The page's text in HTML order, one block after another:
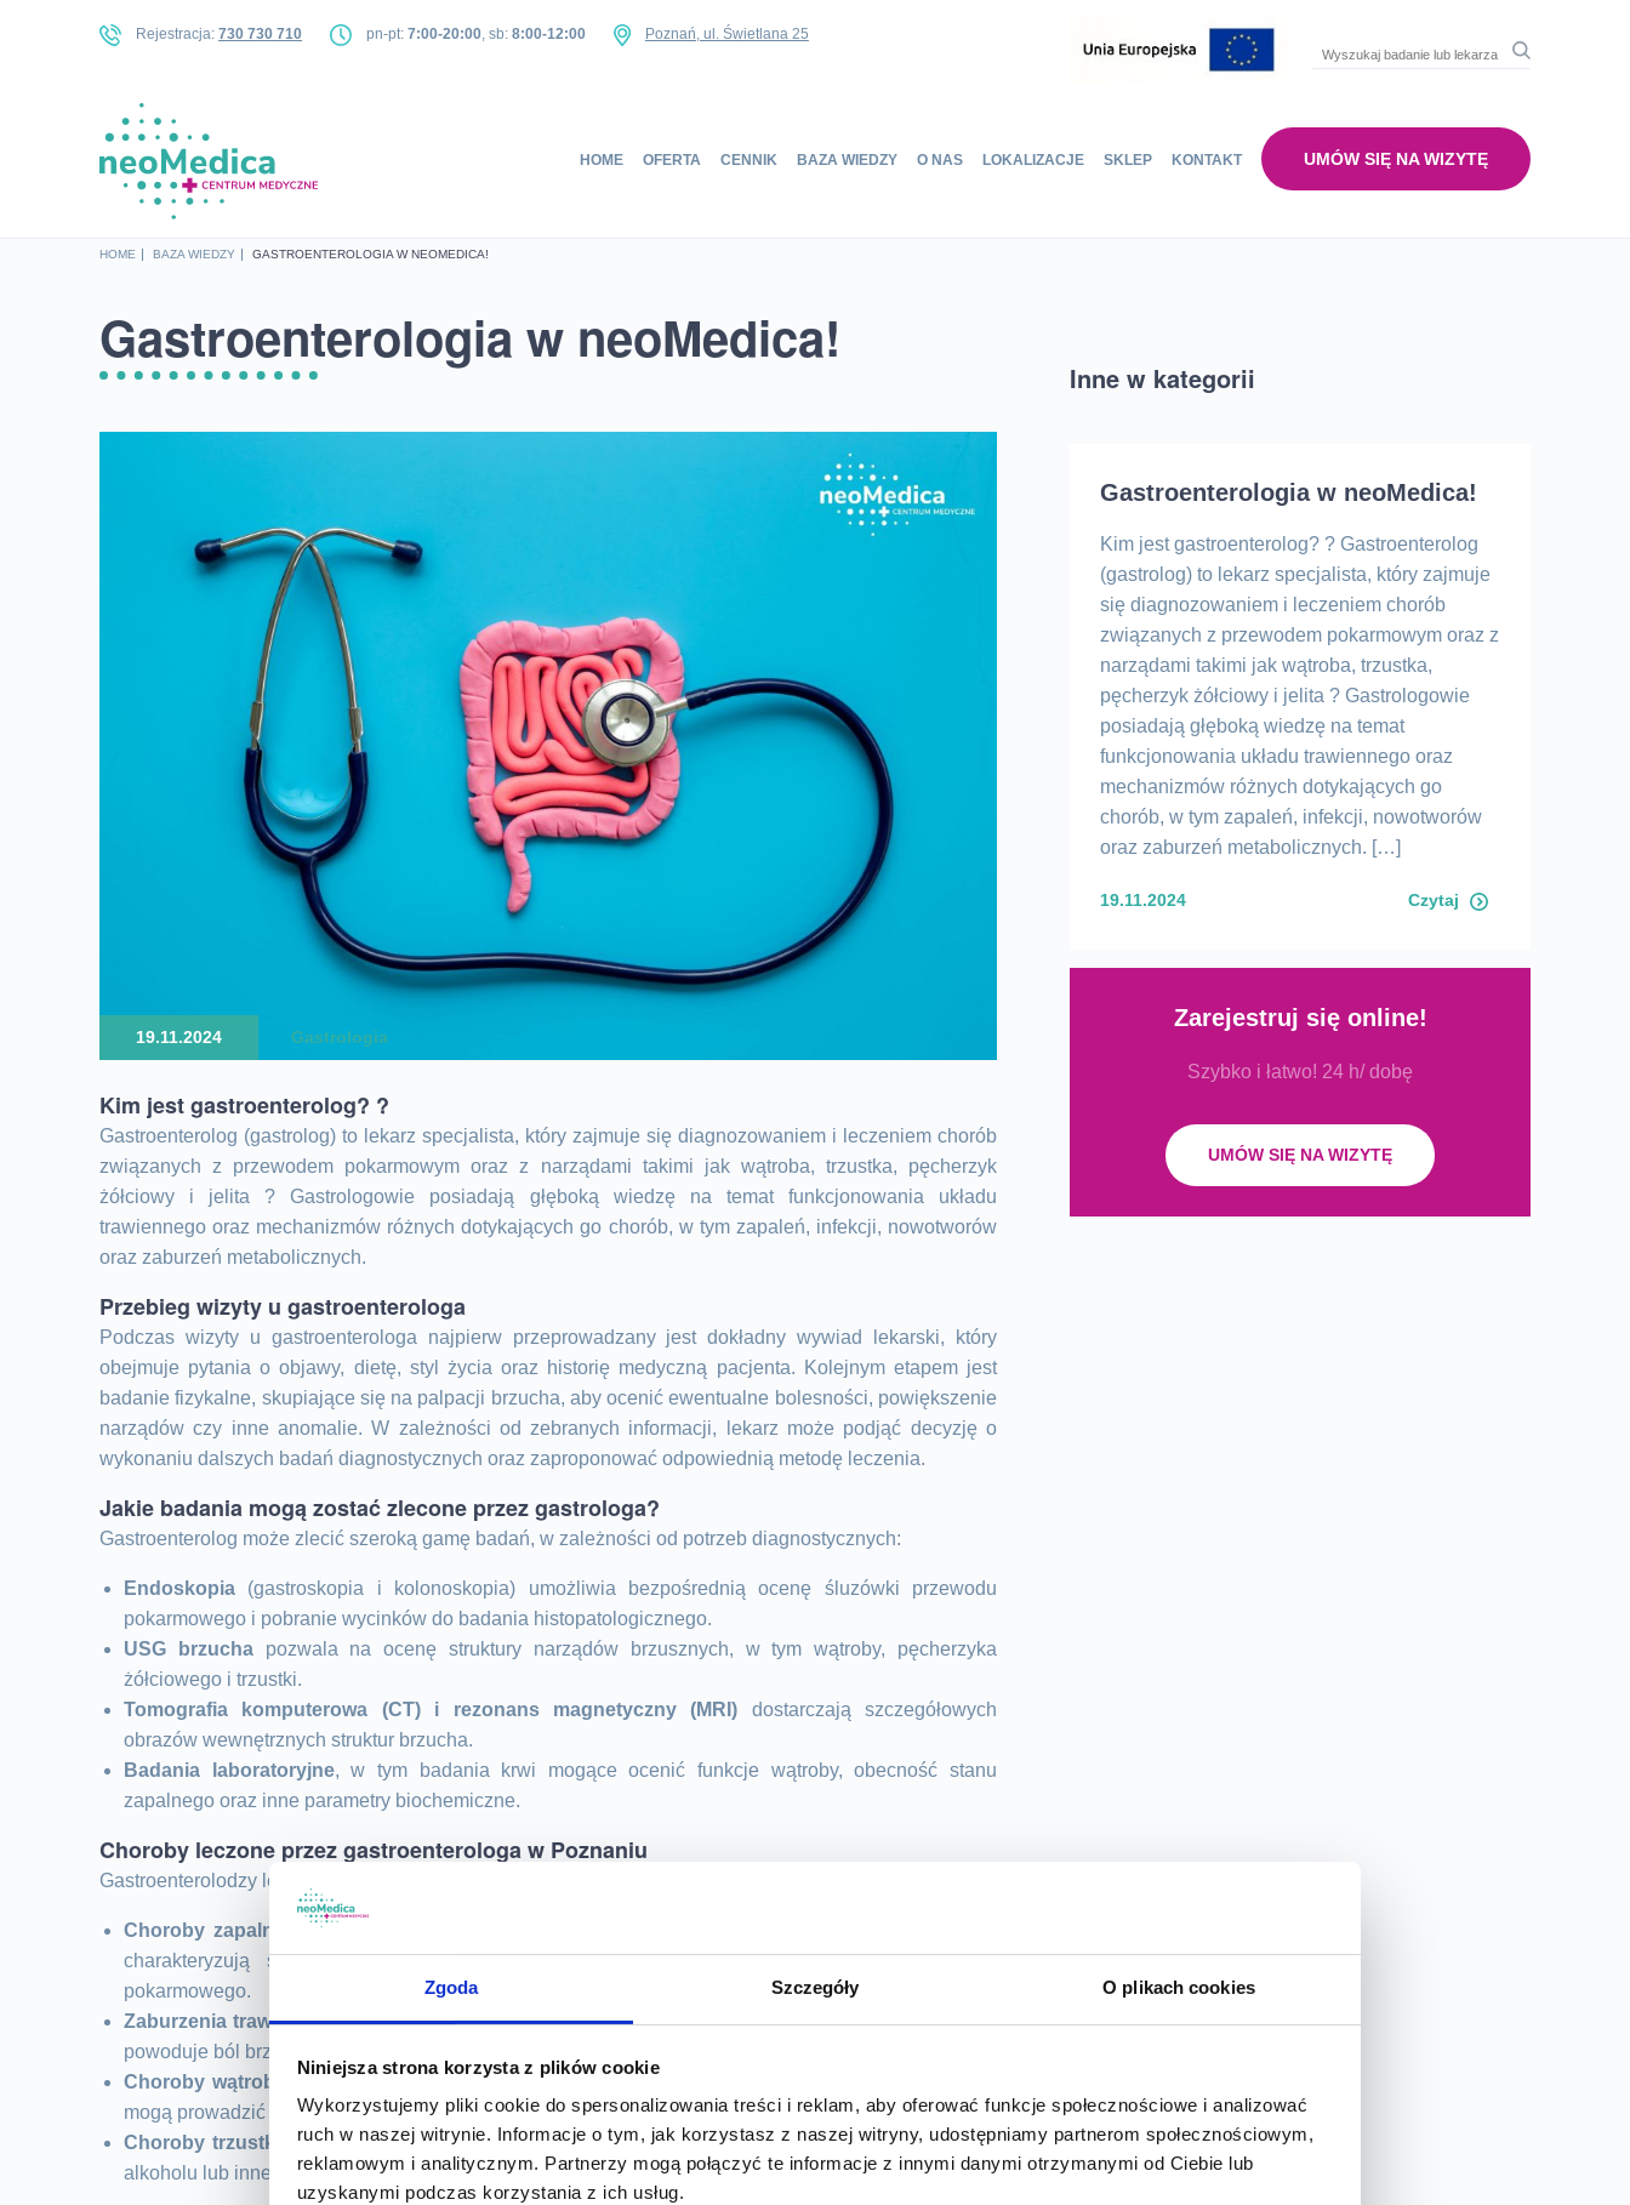
Zgoda Szczegóły O plikach cookies
Niniejsza strona korzysta z plików cookie
Wykorzystujemy pliki cookie do spersonalizowania treści i reklam, aby oferować funkcje społecznościowe i analizować
ruch w naszej witrynie. Informacje o tym, jak korzystasz z naszej witryny, udostępniamy partnerom społecznościowym,
reklamowym i analitycznym. Partnerzy mogą połączyć te informacje z innymi danymi otrzymanymi od Ciebie lub
uzyskanymi podczas korzystania z ich usług.
Rejestracja: 730 730 710 pn-pt: 7:00-20:00, sb: 8:00-12:00 Poznań, ul. Świetlana 25
HOME OFERTA CENNIK BAZA WIEDZY O NAS LOKALIZACJE SKLEP KONTAKT UMÓW SIĘ NA WIZYTĘ
HOME BAZA WIEDZY GASTROENTEROLOGIA W NEOMEDICA!
Gastroenterologia w neoMedica!
19.11.2024 Gastrologia
Kim jest gastroenterolog? ?
Gastroenterolog (gastrolog) to lekarz specjalista, który zajmuje się diagnozowaniem i leczeniem chorób
związanych z przewodem pokarmowym oraz z narządami takimi jak wątroba, trzustka, pęcherzyk
żółciowy i jelita ? Gastrologowie posiadają głęboką wiedzę na temat funkcjonowania układu
trawiennego oraz mechanizmów różnych dotykających go chorób, w tym zapaleń, infekcji, nowotworów
oraz zaburzeń metabolicznych.
Przebieg wizyty u gastroenterologa
Podczas wizyty u gastroenterologa najpierw przeprowadzany jest dokładny wywiad lekarski, który
obejmuje pytania o objawy, dietę, styl życia oraz historię medyczną pacjenta. Kolejnym etapem jest
badanie fizykalne, skupiające się na palpacji brzucha, aby ocenić ewentualne bolesności, powiększenie
narządów czy inne anomalie. W zależności od zebranych informacji, lekarz może podjąć decyzję o
wykonaniu dalszych badań diagnostycznych oraz zaproponować odpowiednią metodę leczenia.
Jakie badania mogą zostać zlecone przez gastrologa?
Gastroenterolog może zlecić szeroką gamę badań, w zależności od potrzeb diagnostycznych:
Endoskopia (gastroskopia i kolonoskopia) umożliwia bezpośrednią ocenę śluzówki przewodu
pokarmowego i pobranie wycinków do badania histopatologicznego.
USG brzuchapozwala na ocenę struktury narządów brzusznych, w tym wątroby, pęcherzyka
żółciowego i trzustki.
Tomografia komputerowa (CT) i rezonans magnetyczny (MRI) dostarczają szczegółowych
obrazów wewnętrznych struktur brzucha.
Badania laboratoryjne, w tym badania krwi mogące ocenić funkcje wątroby, obecność stanu
zapalnego oraz inne parametry biochemiczne.
Choroby leczone przez gastroenterologa w Poznaniu
Gastroenterolodzy leczą szeroki zakres chorób, takich jak:
Choroby zapalne jelit, takie jak choroba Crohna czy wrzodziejące zapalenie jelita grubego, które
charakteryzują się przewlekłym stanem zapalnym prowadzącym do uszkodzenia przewodu
pokarmowego.
Zaburzenia trawienia, jak nietolerancje pokarmowe (np. celiakia) oraz zespół jelita drażliwego, który
powoduje ból brzucha, biegunki i zaparcia.
Choroby wątroby
, w tym zapalenia wątroby różnego pochodzenia oraz stłuszczenie wątroby, które
mogą prowadzić do marskości.
Choroby trzustki
, włączając w to zapalenia trzustki, które mogą być wywołane przez nadużywanie
alkoholu lub inne czynniki.
Inne w kategorii
Gastroenterologia w neoMedica!
Kim jest gastroenterolog? ? Gastroenterolog
(gastrolog) to lekarz specjalista, który zajmuje
się diagnozowaniem i leczeniem chorób
związanych z przewodem pokarmowym oraz z
narządami takimi jak wątroba, trzustka,
pęcherzyk żółciowy i jelita ? Gastrologowie
posiadają głęboką wiedzę na temat
funkcjonowania układu trawiennego oraz
mechanizmów różnych dotykających go
chorób, w tym zapaleń, infekcji, nowotworów
oraz zaburzeń metabolicznych. […]
19.11.2024 Czytaj
Zarejestruj się online!
Szybko i łatwo! 24 h/ dobę
UMÓW SIĘ NA WIZYTĘ
Oferta
Lokalizacje
Sklep
UMÓW SIĘ NA WIZYTĘ